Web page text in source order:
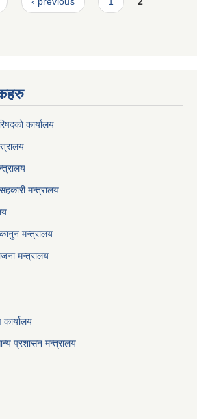
कार्यालय
मन्त्रालय
मन्त्रालय
मन्त्रालय
प्रशासन मन्त्रालय